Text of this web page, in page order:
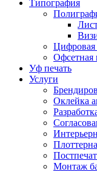
Типография
Цифровая
Офсетная
Уф печать
Услуги
Оклейка
Монтаж